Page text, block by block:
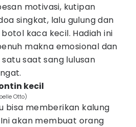
motivasi, kutipan
singkat, lalu gulung dan
kaca kecil. Hadiah ini
makna emosional dan
saat sang lulusan
kecil
Otto)
bisa memberikan kalung
akan membuat orang